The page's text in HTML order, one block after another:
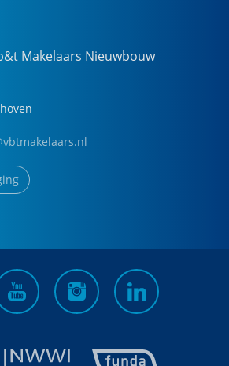
Makelaars Nieuwbouw